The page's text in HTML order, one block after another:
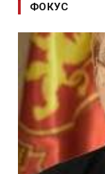
ФОКУС